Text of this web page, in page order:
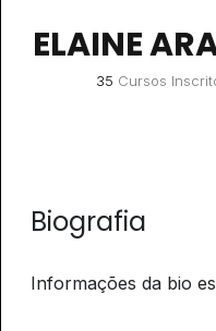
ELAINE
35 Cursos
Biografia
Informações da bio